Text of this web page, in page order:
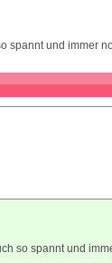
spannt und immer
so spannt und